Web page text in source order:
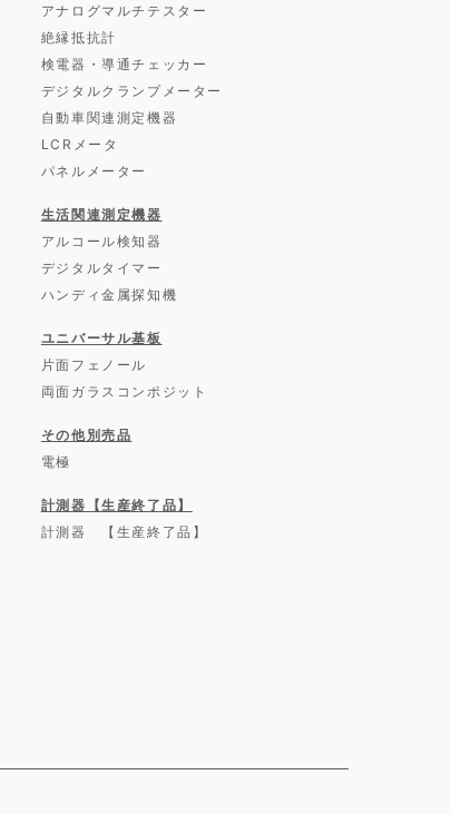
アナログマルチテスター
絶縁抵抗計
検電器・導通チェッカー
デジタルクランプメーター
自動車関連測定機器
LCRメータ
パネルメーター
生活関連測定機器
アルコール検知器
デジタルタイマー
ハンディ金属探知機
ユニバーサル基板
片面フェノール
両面ガラスコンポジット
その他別売品
電極
計測器【生産終了品】
計測器 【生産終了品】